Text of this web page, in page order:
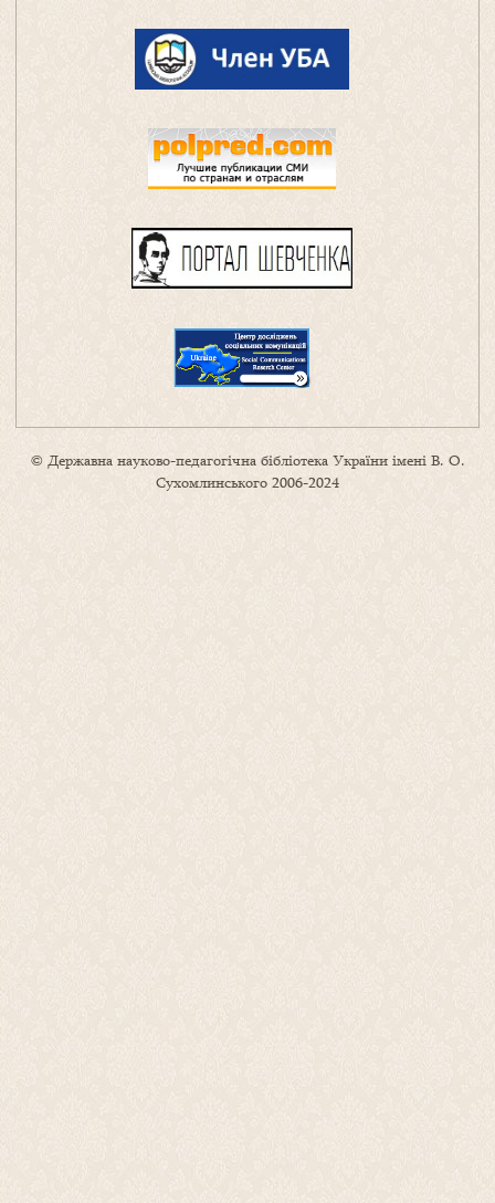
© Державна науково-педагогічна бібліотека України імені В. О.
Сухомлинського 2006-2024